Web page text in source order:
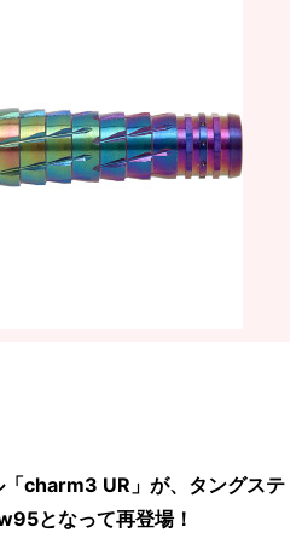
charm3 UR」が、タングステ
となって再登場！